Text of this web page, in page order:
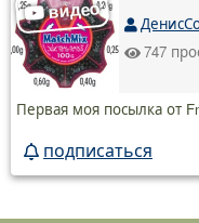
747
Первая моя посылка от
подписаться